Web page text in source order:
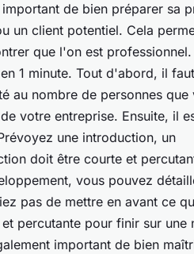
de bien préparer sa
un client potentiel. Cela
que l'on est
1 minute. Tout d'abord, il
au nombre de personnes que
votre entreprise. Ensuite, il
une introduction, un
doit être courte et
vous pouvez
pas de mettre en avant ce
percutante pour finir sur une
important de bien